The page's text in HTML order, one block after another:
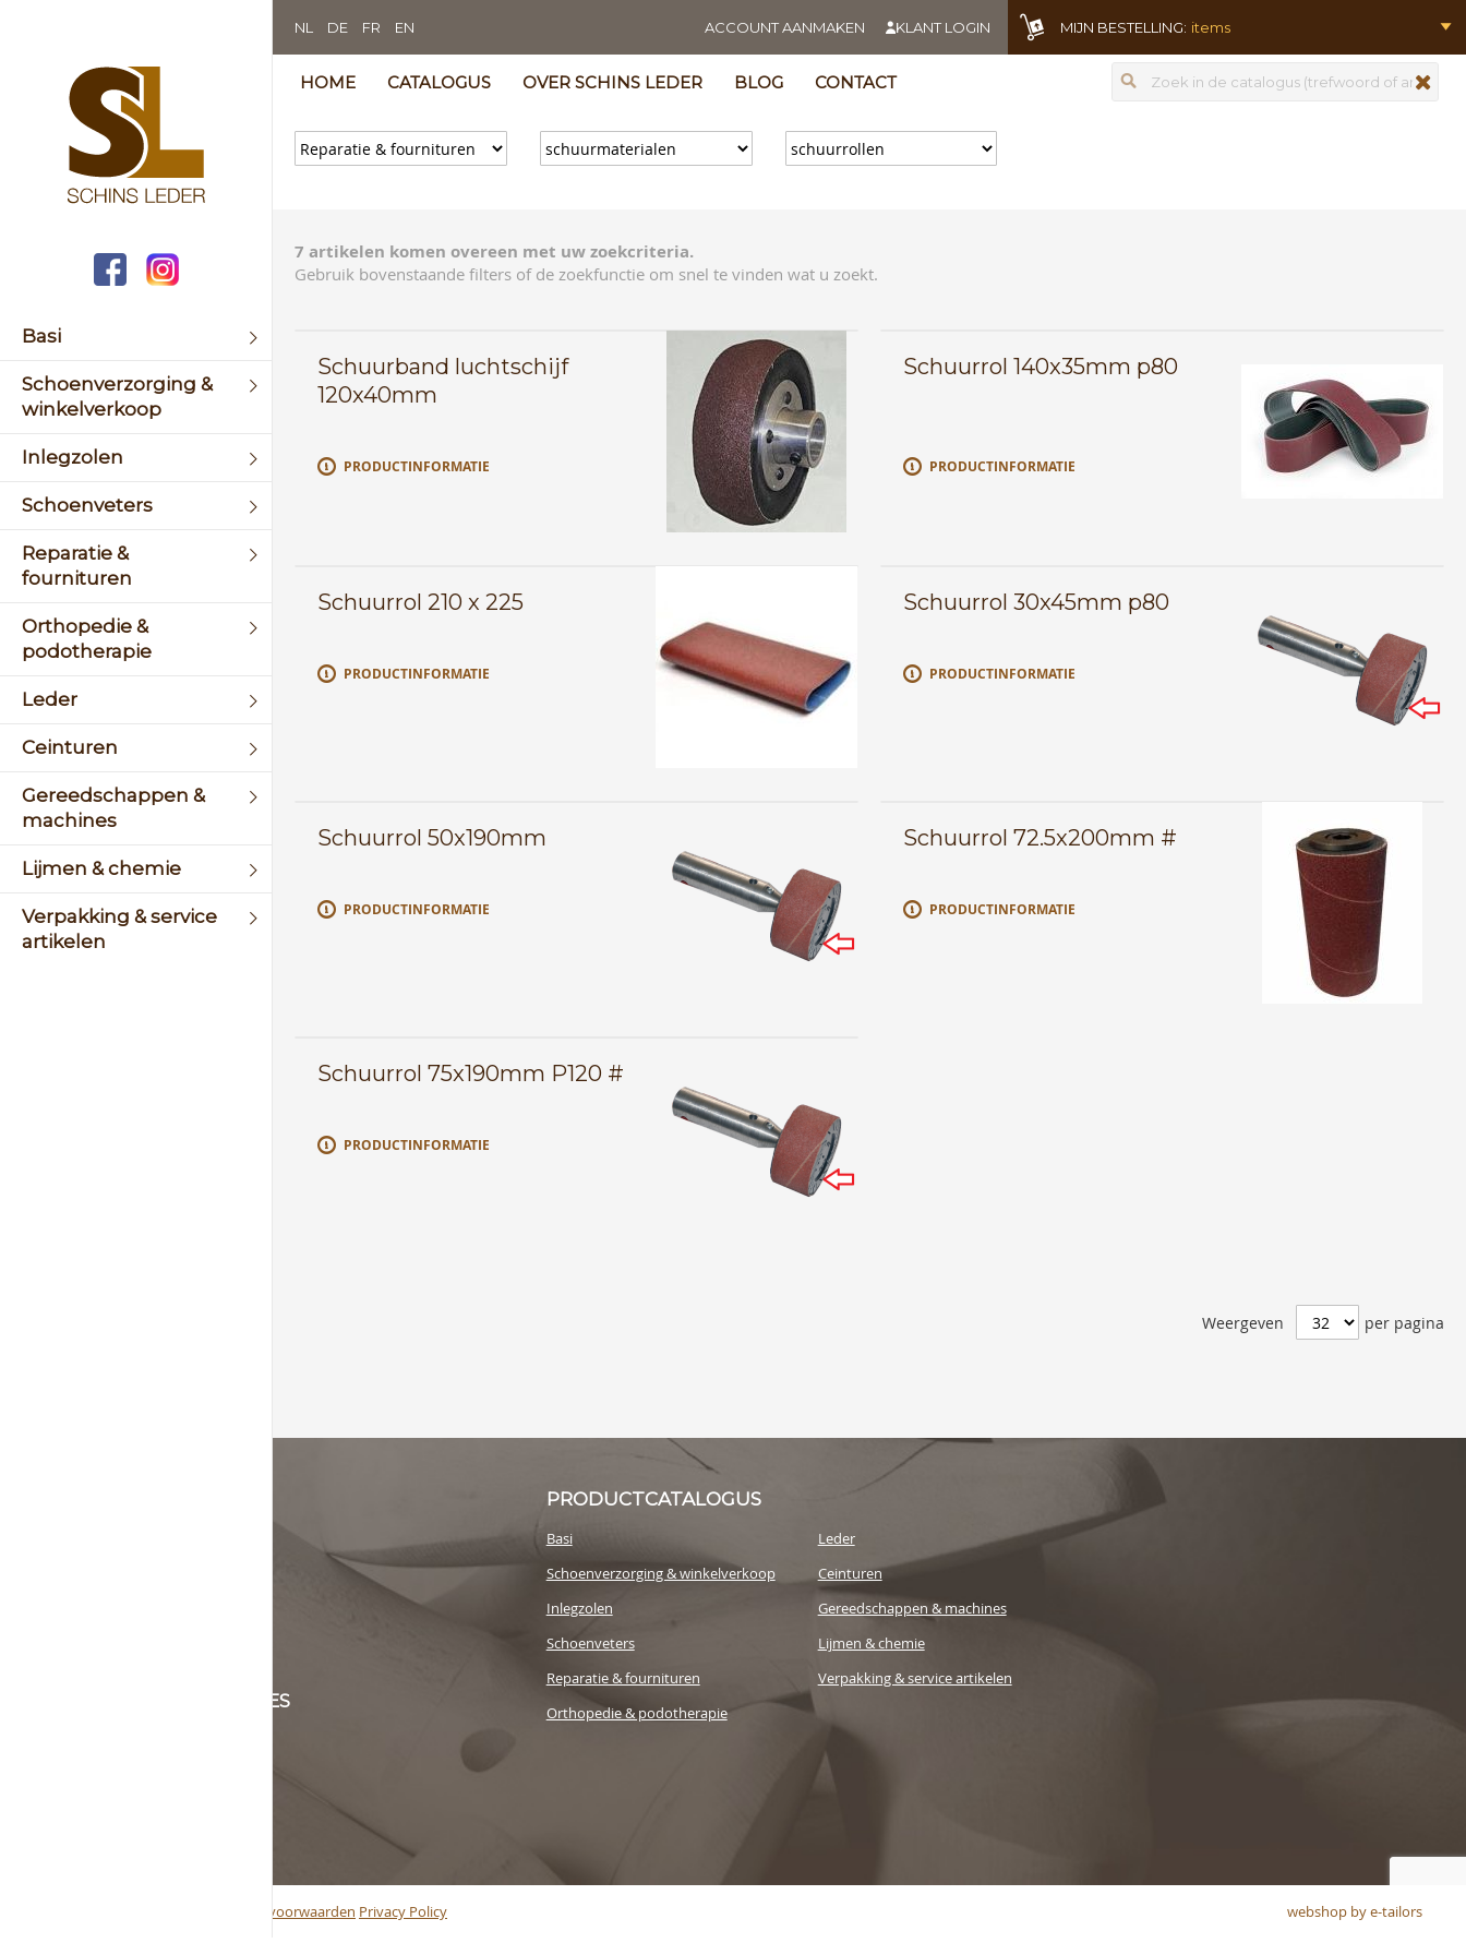
Basi
Schoenverzorging &
winkelverkoop
Inlegzolen
Schoenveters
Reparatie &
fournituren
Orthopedie &
podotherapie
Leder
Ceinturen
Gereedschappen &
machines
Lijmen & chemie
Verpakking & service
artikelen
ACCOUNT AANMAKEN KLANT LOGIN
NL DE FR EN MIJN BESTELLING: items
HOME CATALOGUS OVER SCHINS LEDER BLOG CONTACT Zoeken
7 artikelen komen overeen met uw zoekcriteria.
Gebruik bovenstaande filters of de zoekfunctie om snel te vinden wat u zoekt.
Schuurband luchtschijf
120x40mm
PRODUCTINFORMATIE
Schuurrol 140x35mm p80
PRODUCTINFORMATIE
Schuurrol 210 x 225
PRODUCTINFORMATIE
Schuurrol 30x45mm p80
PRODUCTINFORMATIE
Schuurrol 50x190mm
PRODUCTINFORMATIE
Schuurrol 72.5x200mm #
PRODUCTINFORMATIE
Schuurrol 75x190mm P120 #
PRODUCTINFORMATIE
Weergeven per pagina
OPENINGSTIJDEN & ADRES
PRODUCTCATALOGUS
Basi
Schoenverzorging & winkelverkoop
Inlegzolen
Schoenveters
Reparatie & fournituren
Orthopedie & podotherapie
Leder
Ceinturen
Gereedschappen & machines
Lijmen & chemie
Verpakking & service artikelen
Algemene voorwaarden Privacy Policy webshop by e-tailors